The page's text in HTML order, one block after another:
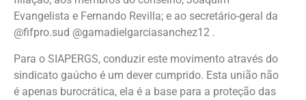
Evangelista e Fernando Revilla; e ao secretário-geral da
@fifpro.sud @gamadielgarciasanchez12 .
Para o SIAPERGS, conduzir este movimento através do
sindicato gaúcho é um dever cumprido. Esta união não
é apenas burocrática, ela é a base para a proteção das